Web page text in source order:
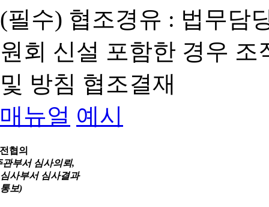
(필수) 협조경유 : 법무담
원회 신설 포함한 경우
및 방침 협조결재
매뉴얼 예시
협의
관부서 심사의뢰,
심사부서 심사결과
통보)